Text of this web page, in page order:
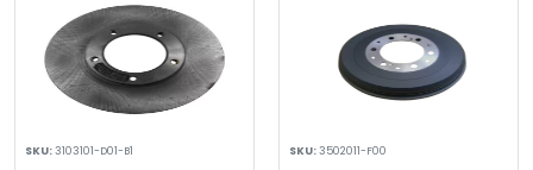
SKU:3103101-D01-B1 SKU:3502011-F00